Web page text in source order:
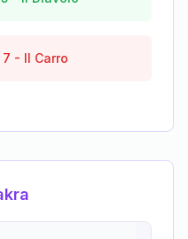
7 - Il Carro